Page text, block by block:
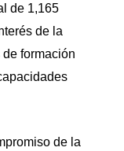
de 1,165
de la
formación
de la